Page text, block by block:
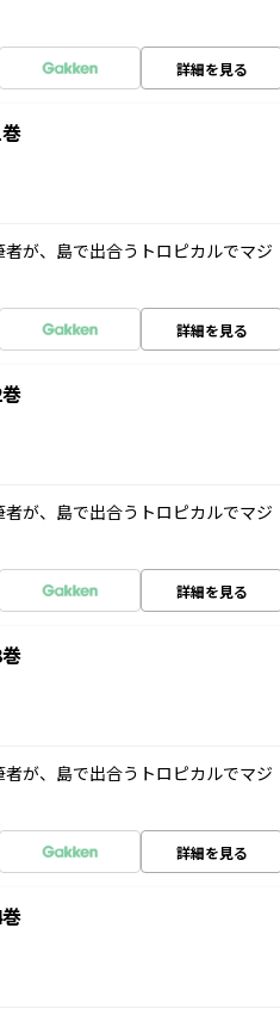
詳細を見る
が、島で出合うトロピカルでマジ
詳細を見る
が、島で出合うトロピカルでマジ
詳細を見る
が、島で出合うトロピカルでマジ
詳細を見る